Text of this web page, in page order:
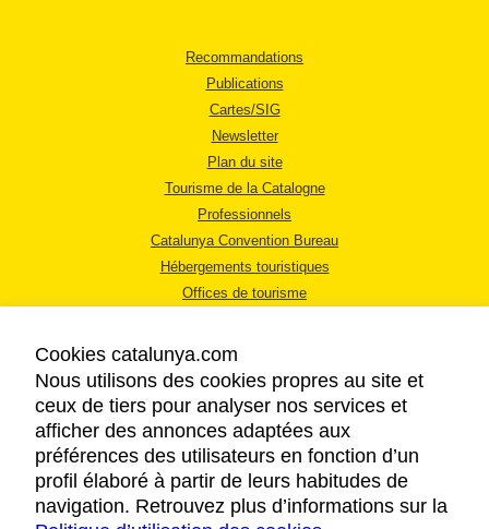
Recommandations
Publications
Cartes/SIG
Newsletter
Plan du site
Tourisme de la Catalogne
Professionnels
Catalunya Convention Bureau
Hébergements touristiques
Offices de tourisme
MENTIONS LÉGALES
RÈGLES DE CONFIDENTIALITÉ
COOKIES
Cookies catalunya.com
Nous utilisons des cookies propres au site et
ceux de tiers pour analyser nos services et
afficher des annonces adaptées aux
préférences des utilisateurs en fonction d’un
profil élaboré à partir de leurs habitudes de
navigation. Retrouvez plus d’informations sur la